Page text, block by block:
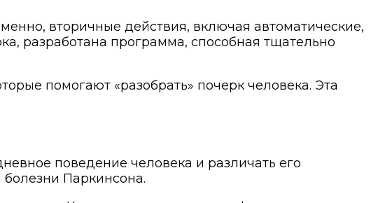
вторичные действия, включая автоматические,
разработана программа, способная тщательно
помогают «разобрать» почерк человека. Эта
поведение человека и различать его
Паркинсона.